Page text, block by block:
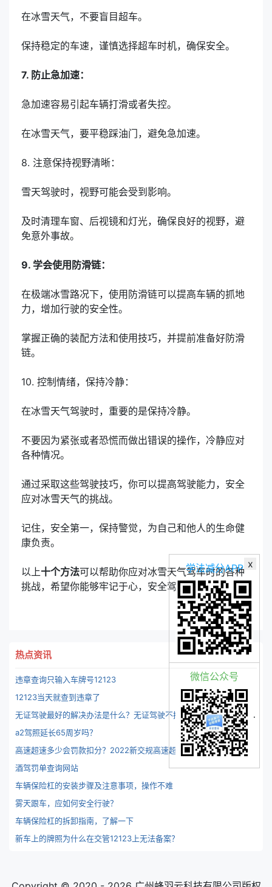
在冰雪天气，不要盲目超车。
保持稳定的车速，谨慎选择超车时机，确保安全。
7. 防止急加速：
急加速容易引起车辆打滑或者失控。
在冰雪天气，要平稳踩油门，避免急加速。
8. 注意保持视野清晰：
雪天驾驶时，视野可能会受到影响。
及时清理车窗、后视镜和灯光，确保良好的视野，避
免意外事故。
9. 学会使用防滑链：
在极端冰雪路况下，使用防滑链可以提高车辆的抓地
力，增加行驶的安全性。
掌握正确的装配方法和使用技巧，并提前准备好防滑
链。
10. 控制情绪，保持冷静：
在冰雪天气驾驶时，重要的是保持冷静。
不要因为紧张或者恐慌而做出错误的操作，冷静应对
各种情况。
通过采取这些驾驶技巧，你可以提高驾驶能力，安全
应对冰雪天气的挑战。
记住，安全第一，保持警觉，为自己和他人的生命健
康负责。
以上十个方法可以帮助你应对冰雪天气驾车时的各种
挑战，希望你能够牢记于心，安全驾驶！
热点资讯
违章查询只输入车牌号12123
12123当天就查到违章了
无证驾驶最好的解决办法是什么？无证驾驶不拘留方法有么？-识途驾考.
a2驾照延长65周岁吗？
高
速超速多少会罚款扣分？2022新交规高速超速扣分表详细分类-识途驾考
酒驾罚单查询网站
车辆保险杠的安装步骤及注意事项，操作不难
雾天跟车，应如何安全行驶？
车辆保险杠的拆卸指南，了解一下
新车上的牌照为什么在交管12123上无法备案？
x
学法减分APP
微信公众号